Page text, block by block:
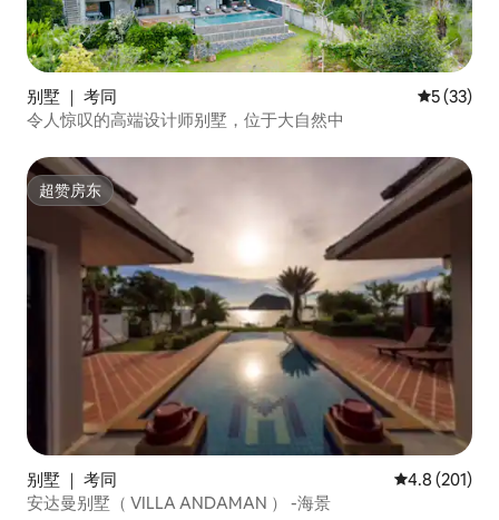
别墅 ｜ 考同 平均评分
5 (33)
令人惊叹的高端设计师别墅，位于大自然中
超赞房东
超赞房东
别墅 ｜ 考同 平均评分 4.8
4.8 (201)
安达曼别墅（ VILLA ANDAMAN ） -海景